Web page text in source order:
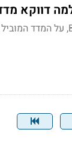
דווקא